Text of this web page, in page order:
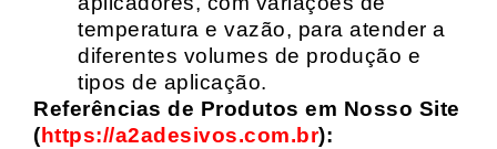
temperatura e vazão, para atender a
diferentes volumes de produção e
tipos de aplicação.
Referências de Produtos em Nosso Site
(https://a2adesivos.com.br):